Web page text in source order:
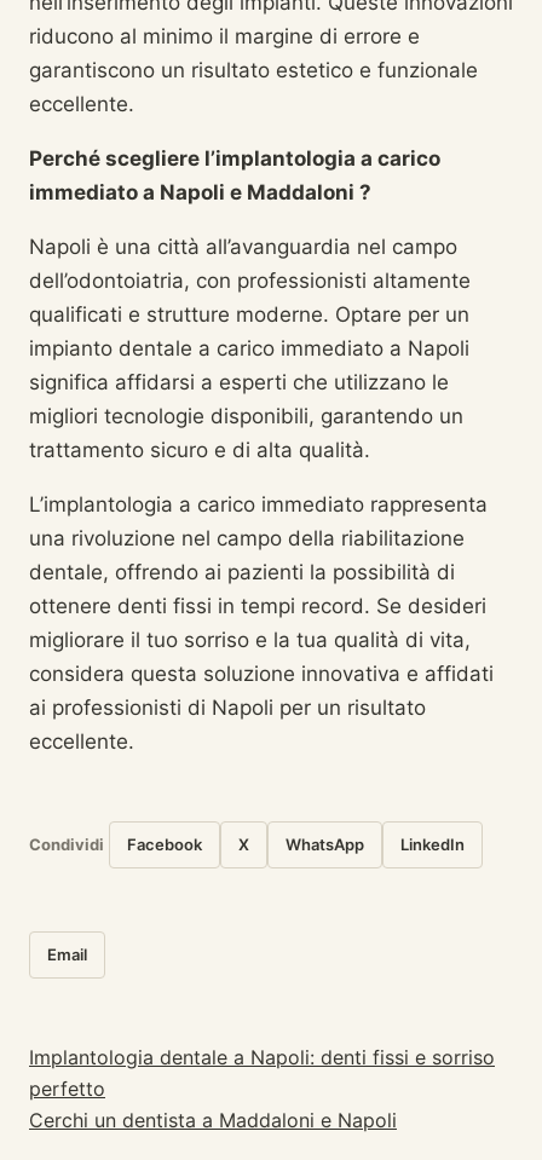
riducono al minimo il margine di errore e
garantiscono un risultato estetico e funzionale
eccellente.
Perché scegliere l’implantologia a carico
immediato a Napoli e Maddaloni ?
Napoli è una città all’avanguardia nel campo
dell’odontoiatria, con professionisti altamente
qualificati e strutture moderne. Optare per un
impianto dentale a carico immediato a Napoli
significa affidarsi a esperti che utilizzano le
migliori tecnologie disponibili, garantendo un
trattamento sicuro e di alta qualità.
L’implantologia a carico immediato rappresenta
una rivoluzione nel campo della riabilitazione
dentale, offrendo ai pazienti la possibilità di
ottenere denti fissi in tempi record. Se desideri
migliorare il tuo sorriso e la tua qualità di vita,
considera questa soluzione innovativa e affidati
ai professionisti di Napoli per un risultato
eccellente.
Condividi Facebook X WhatsApp LinkedIn
Email
Navigazione articoli
Implantologia dentale a Napoli: denti fissi e sorriso
perfetto
Cerchi un dentista a Maddaloni e Napoli